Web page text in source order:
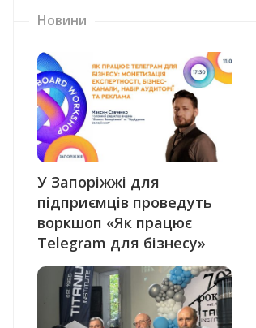
Новини
У Запоріжжі для
підприємців проведуть
воркшоп «Як працює
Telegram для бізнесу»